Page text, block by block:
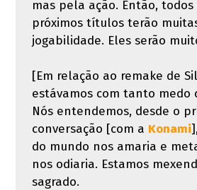
mas pela ação. Então, todos
próximos títulos terão
jogabilidade. Eles serão
[Em relação ao remake de
estávamos com tanto medo
Nós entendemos, desde o
conversação [com a Konami
do mundo nos amaria e
nos odiaria. Estamos
sagrado.